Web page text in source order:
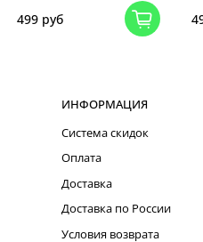
499 руб
ИНФОРМАЦИЯ
Система скидок
Оплата
Доставка
Доставка по России
Условия возврата